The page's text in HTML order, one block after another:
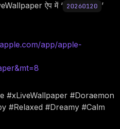
ऐप में ‘ 20260120 ’
app/apple-
#xLiveWallpaper #Doraemon
#Relaxed #Dreamy #Calm